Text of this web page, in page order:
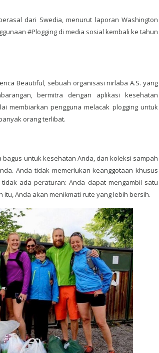
dari Swedia, menurut laporan Washington
#Plogging di media sosial kembali ke tahun
Beautiful, sebuah organisasi nirlaba A.S. yang
bermitra dengan aplikasi kesehatan
membiarkan pengguna melacak plogging untuk
orang terlibat.
untuk kesehatan Anda, dan koleksi sampah
Anda tidak memerlukan keanggotaan khusus
ada peraturan: Anda dapat mengambil satu
Anda akan menikmati rute yang lebih bersih.